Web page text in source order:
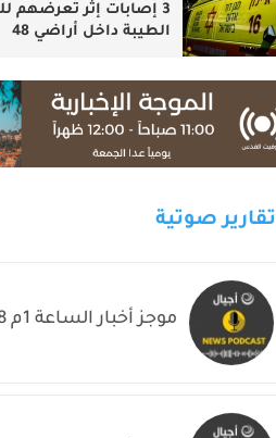
3 إصابات إثر تعرضهم
الطيبة داخل أراضي 48
تقارير صوتية
موجز أخبار الساعة 1م 2026/08/08